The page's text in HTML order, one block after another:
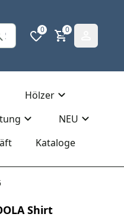
0 0
Hölzer
NEU
Kataloge
Shirt